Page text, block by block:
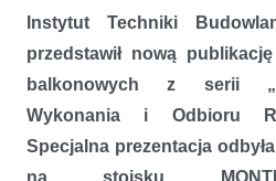
zaprezentowane podczas
Instytut Techniki
przedstawił nową
balkonowych z serii
Wykonania i Odbioru
Specjalna prezentacja
na stoisku